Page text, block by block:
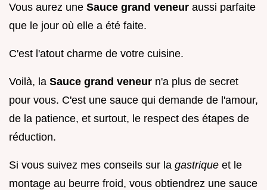
Vous aurez une Sauce grand veneur aussi parfaite
que le jour où elle a été faite.
C'est l'atout charme de votre cuisine.
Voilà, la Sauce grand veneur n'a plus de secret
pour vous. C'est une sauce qui demande de l'amour,
de la patience, et surtout, le respect des étapes de
réduction.
Si vous suivez mes conseils sur la gastrique et le
montage au beurre froid, vous obtiendrez une sauce